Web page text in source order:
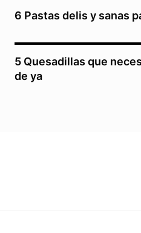
6 Pastas delis y sanas
5 Quesadillas que
de ya